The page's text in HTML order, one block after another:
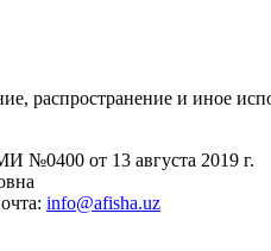
распространение и иное
№0400 от 13 августа 2019 г.
info@afisha.uz